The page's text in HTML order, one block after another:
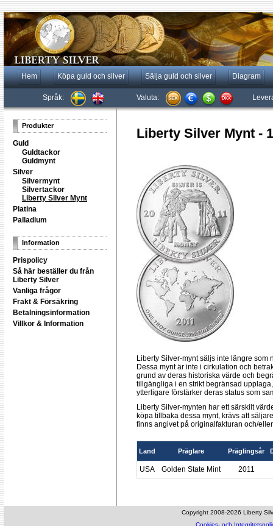
Hem Köpa guld och silver Sälja guld och silver Diagram
Språk: Valuta:
Produkter
Guld
Guldtackor
Guldmynt
Silver
Silvermynt
Silvertackor
Liberty Silver Mynt
Platina
Palladium
Information
Prispolicy
Så här beställer du från
Liberty Silver
Vanliga frågor
Frakt & Försäkring
Betalningsinformation
Villkor & Information
Liberty Silver Mynt -
Liberty Silver-mynt säljs inte längre
Dessa mynt är inte i cirkulation och
grund av deras historiska värde och
tillgängliga i en strikt begränsad
ytterligare förstärker deras status som
Liberty Silver-mynten har ett särskilt
köpa tillbaka dessa mynt, krävs att
finns angivet på originalfakturan och/
Land Präglare Präglingsår
USA Golden State Mint 2011
Copyright 2008-2026 Liberty
Cookies- och